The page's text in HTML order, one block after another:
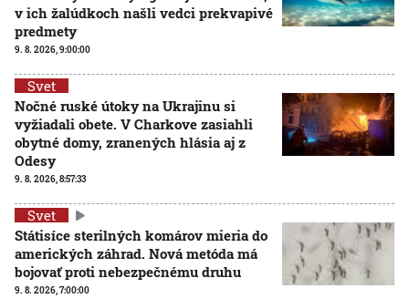
v ich žalúdkoch našli vedci prekvapivé
predmety
9. 8. 2026, 9:00:00
Svet
Nočné ruské útoky na Ukrajinu si
vyžiadali obete. V Charkove zasiahli
obytné domy, zranených hlásia aj z
Odesy
9. 8. 2026, 8:57:33
Svet
Státisíce sterilných komárov mieria do
amerických záhrad. Nová metóda má
bojovať proti nebezpečnému druhu
9. 8. 2026, 7:00:00